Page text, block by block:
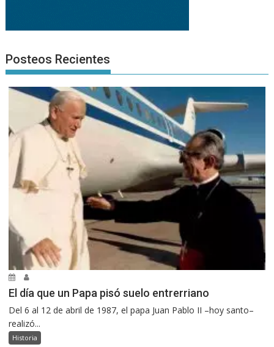
Posteos Recientes
El día que un Papa pisó suelo entrerriano
Del 6 al 12 de abril de 1987, el papa Juan Pablo II –hoy santo–
realizó...
Historia